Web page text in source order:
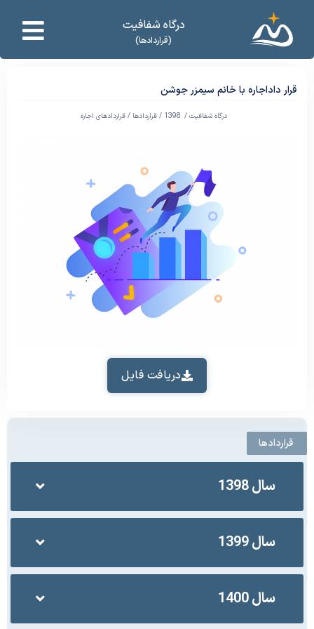
درگاه شفافیت
(قراردادها)
قراردادها
سال 1398
سال 1399
سال 1400
قرار داداجاره با خانم سیمزر جوشن
درگاه شفافیت / 1398
/قراردادها /قراردادهای اجاره
دریافت فایل